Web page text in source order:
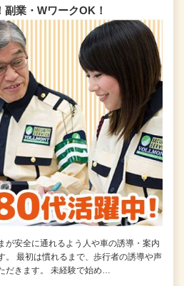
業・WワークOK！
が安全に通れるよう人や車の誘導・案内
。 最初は慣れるまで、歩行者の誘導や声
だきます。 未経験で始め…